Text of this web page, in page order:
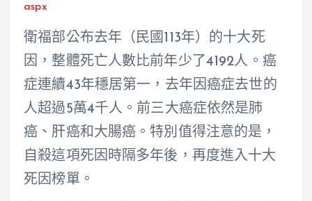
aspx
衛福部公布去年（民國113年）的十大死
因，整體死亡人數比前年少了4192人。癌
症連續43年穩居第一，去年因癌症去世的
人超過5萬4千人。前三大癌症依然是肺
癌、肝癌和大腸癌。特別值得注意的是，
自殺這項死因時隔多年後，再度進入十大
死因榜單。